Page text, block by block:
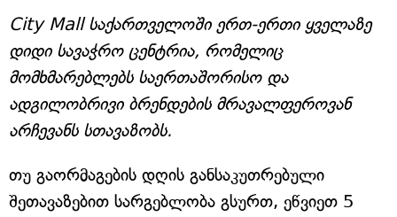
City Mall საქართველოში ერთ-ერთი ყველაზე
დიდი სავაჭრო ცენტრია, რომელიც
მომხმარებლებს საერთაშორისო და
ადგილობრივი ბრენდების მრავალფეროვან
არჩევანს სთავაზობს.
თუ გაორმაგების დღის განსაკუთრებული
შეთავაზებით სარგებლობა გსურთ, ეწვიეთ 5